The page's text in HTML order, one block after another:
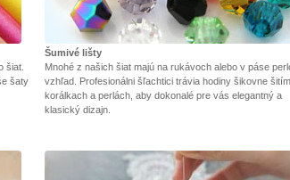
šiat.
šaty
Šumivé lišty
Mnohé z našich šiat majú na rukávoch alebo v páse
vzhľad. Profesionálni šľachtici trávia hodiny šikovne
korálkach a perlách, aby dokonalé pre vás elegantný a
klasický dizajn.